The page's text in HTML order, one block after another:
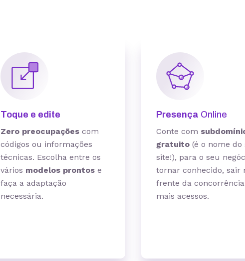
Toque e edite
Zero preocupações com
códigos ou informações
técnicas. Escolha entre os
vários modelos prontos e
faça a adaptação
necessária.
Presença Online
Conte com
gratuito (é o nome do
site!), para o seu
tornar conhecido, sair
frente da
mais acessos.